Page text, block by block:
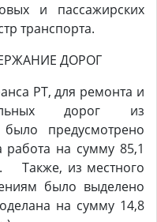
и пассажирских
транспорта.
ДОРОГ
РТ, для ремонта и
дорог из
предусмотрено
на сумму 85,1
Также, из местного
было выделено
на сумму 14,8